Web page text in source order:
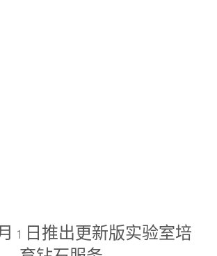
1 日推出更新版实验室培